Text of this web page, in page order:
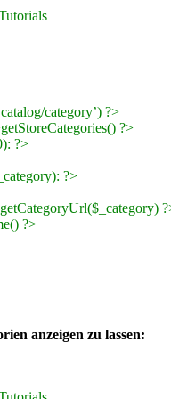
category’) ?>
?>
?>
?>
?>
anzeigen zu lassen: